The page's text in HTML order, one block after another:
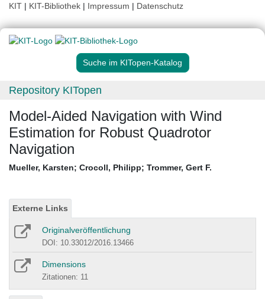
KIT | KIT-Bibliothek | Impressum | Datenschutz
Suche im KITopen-Katalog
Repository KITopen
Model-Aided Navigation with Wind
Estimation for Robust Quadrotor
Navigation
Mueller, Karsten; Crocoll, Philipp; Trommer, Gert F.
Externe Links
Originalveröffentlichung
DOI: 10.33012/2016.13466
Dimensions
Zitationen: 11